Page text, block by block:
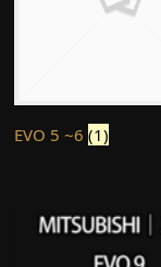
EVO 5 ~6 (1)